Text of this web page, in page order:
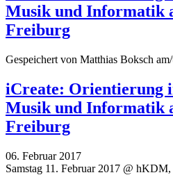
Musik und Informatik
Freiburg
Gespeichert von Matthias Boksch
iCreate: Orientierung
Musik und Informatik
Freiburg
06. Februar 2017
Samstag 11. Februar 2017 @